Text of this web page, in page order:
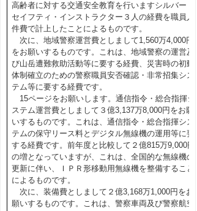
高齢者に対する交通安全教育を行いますシルバー・
セイフティ・インストラクター３人の経費を職員人
件費で計上したことによるものです。
次に、地域警察運営費としまして1,560万4,000円
をお願いするものです。これは、地域警察の運営及
び山岳遭難救助活動等に要する経費、災害時の初動
体制確立のための警察職員安否確認・非常招集シス
テム等に要する経費です。
15ページをお願いします。通信指令・総合指揮シ
ステム運営費としまして３億3,137万8,000円をお願
いするものです。これは、通信指令・総合指揮シス
テムの保守リース料とデジタル無線機の運用等に要
する経費です。前年度と比較して２億815万9,000円
の増となっていますが、これは、全国的な無線機の
更新に伴い、ＩＰＲ形移動用無線機を整備すること
によるものです。
次に、装備費としまして２億3,168万1,000円をお
願いするものです。これは、警察車両及び警察航空